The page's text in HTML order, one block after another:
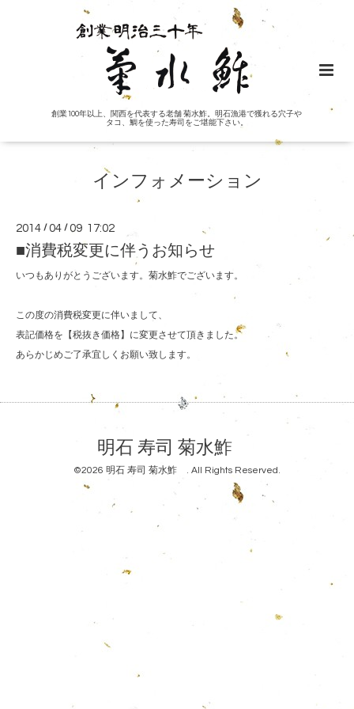
創業100年以上、関西を代表する老舗 菊水鮓。明石漁港で獲れる穴子や
タコ、鯛を使った寿司をご堪能下さい。
インフォメーション
2014 /04 /09 17:02
■消費税変更に伴うお知らせ
いつもありがとうございます。菊水鮓でございます。
この度の消費税変更に伴いまして、
表記価格を【税抜き価格】に変更させて頂きました。
あらかじめご了承宜しくお願い致します。
明石 寿司 菊水鮓
©2026 明石 寿司 菊水鮓 . All Rights Reserved.